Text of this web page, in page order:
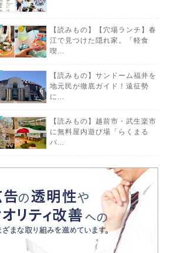
【読みもの】【穴場ランチ】春
江で見つけた隠れ家。「軽食
喫...
【読みもの】サンドーム福井を
地元民が徹底ガイド！遠征勢
に...
【読みもの】越前市・武生楽市
に無料屋内遊び場「らくまる
パ...